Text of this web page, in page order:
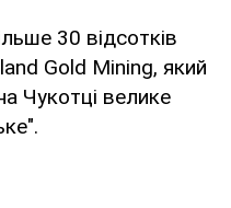
30 відсотків
Gold Mining, який
Чукотці велике